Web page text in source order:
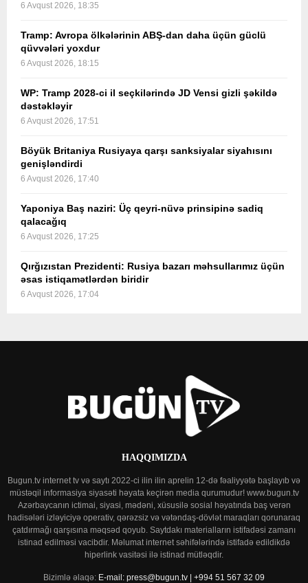
6 Avqust 2026, 18:35
Tramp: Avropa ölkələrinin ABŞ-dan daha üçün güclü
qüvvələri yoxdur
6 Avqust 2026, 18:15
WP: Tramp 2028-ci il seçkilərində JD Vensi gizli şəkildə
dəstəkləyir
6 Avqust 2026, 17:51
Böyük Britaniya Rusiyaya qarşı sanksiyalar siyahısını
genişləndirdi
6 Avqust 2026, 17:40
Yaponiya Baş naziri: Üç qeyri-nüvə prinsipinə sadiq
qalacağıq
6 Avqust 2026, 17:25
Qırğızıstan Prezidenti: Rusiya bazarı məhsullarımız üçün
əsas istiqamətlərdən biridir
6 Avqust 2026, 17:04
HAQQIMIZDA
Bugun.tv internet tv və saytı 2022-ci ilin ilin aprelin 12-də fəaliyyətə başlayıb və
müstəqil informasiya siyasəti həyata keçirən media qurumudur! www.bugun.tv
Azərbaycanın ictimai, siyasi, mədəni, xüsusilə sosial həyatında baş verən
hadisələri izləyiciyə operativ, qərəzsiz və vətəndaş-dövlət maraqları qorunaraq
çatdırmağı qarşısına məqsəd qoyub. Saytdakı materialların istifadəsi zamanı
istinad edilməsi vacibdir. Məlumat internet səhifələrində istifadə edildikdə
hiperlink vasitəsi ilə istinad mütləqdir.
Bizimlə əlaqə: E-mail: press@bugun.tv | +994 51 567 32 09